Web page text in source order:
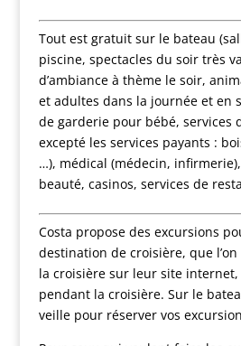
Tout est gratuit sur le bateau
piscine, spectacles du soir très
d’ambiance à thème le soir,
et adultes dans la journée et en
de garderie pour bébé, services
excepté les services payants :
…), médical (médecin,
beauté, casinos, services de
Costa propose des excursions
destination de croisière, que
la croisière sur leur site
pendant la croisière. Sur le
veille pour réserver vos